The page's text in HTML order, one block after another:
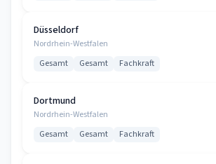
Düsseldorf
Nordrhein-Westfalen
Gesamt Gesamt Fachkraft
Dortmund
Nordrhein-Westfalen
Gesamt Gesamt Fachkraft